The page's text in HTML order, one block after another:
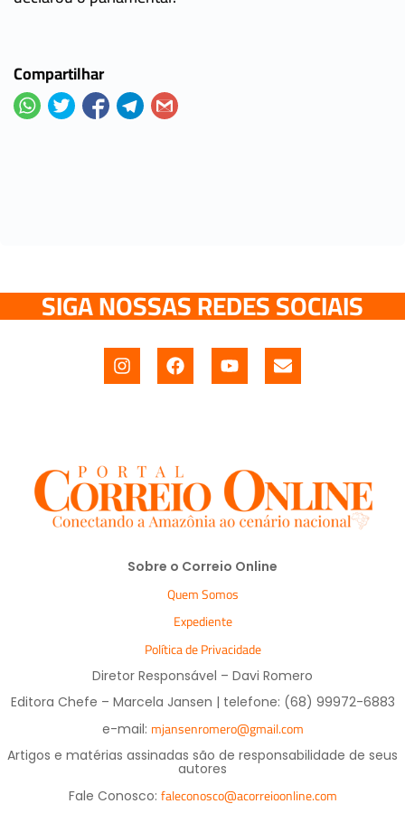
Compartilhar
SIGA NOSSAS REDES SOCIAIS
Sobre o Correio Online
Quem Somos
Expediente
Política de Privacidade
Diretor Responsável – Davi Romero
Editora Chefe – Marcela Jansen | telefone: (68) 99972-6883
e-mail: mjansenromero@gmail.com
Artigos e matérias assinadas são de responsabilidade de seus
autores
Fale Conosco: faleconosco@acorreioonline.com